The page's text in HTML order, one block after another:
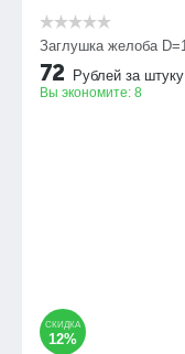
Заглушка желоба
72 Рублей за штуку
Вы экономите: 8
СКИДКА
12%